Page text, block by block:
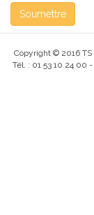
Soumettre
Copyright © 2016
Tél. : 01 53 10 24 00